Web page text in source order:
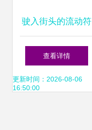
驶入街头的流动符
号 出租车图标与公
共交通工具的平面
查看详情
更新时间：2026-08-06
16:50:00